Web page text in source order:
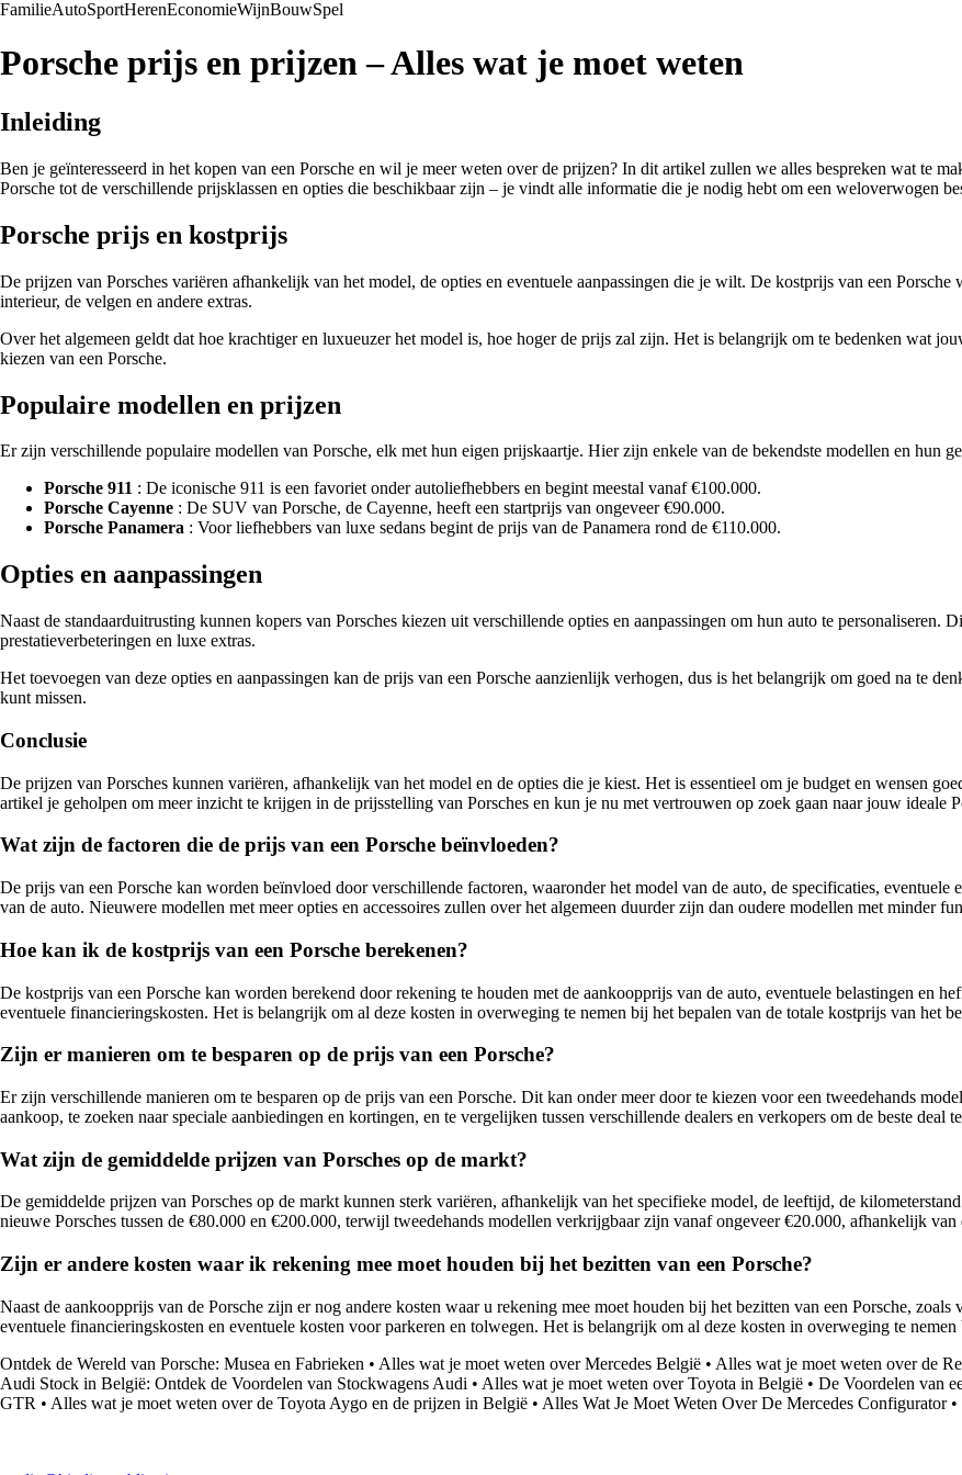
FamilieAutoSportHerenEconomieWijnBouwSpel
Porsche prijs en prijzen – Alles wat je moet weten
Inleiding
Ben je geïnteresseerd in het kopen van een Porsche en wil je meer weten over de prijzen? In dit artikel zullen we alles bespreken wat te
Porsche tot de verschillende prijsklassen en opties die beschikbaar zijn – je vindt alle informatie die je nodig hebt om een weloverwogen
Porsche prijs en kostprijs
De prijzen van Porsches variëren afhankelijk van het model, de opties en eventuele aanpassingen die je wilt. De kostprijs van een
interieur, de velgen en andere extras.
Over het algemeen geldt dat hoe krachtiger en luxueuzer het model is, hoe hoger de prijs zal zijn. Het is belangrijk om te bedenken wat
kiezen van een Porsche.
Populaire modellen en prijzen
Er zijn verschillende populaire modellen van Porsche, elk met hun eigen prijskaartje. Hier zijn enkele van de bekendste modellen en hun
Porsche 911 : De iconische 911 is een favoriet onder autoliefhebbers en begint meestal vanaf €100.000.
Porsche Cayenne : De SUV van Porsche, de Cayenne, heeft een startprijs van ongeveer €90.000.
Porsche Panamera : Voor liefhebbers van luxe sedans begint de prijs van de Panamera rond de €110.000.
Opties en aanpassingen
Naast de standaarduitrusting kunnen kopers van Porsches kiezen uit verschillende opties en aanpassingen om hun auto te
prestatieverbeteringen en luxe extras.
Het toevoegen van deze opties en aanpassingen kan de prijs van een Porsche aanzienlijk verhogen, dus is het belangrijk om goed na te
kunt missen.
Conclusie
De prijzen van Porsches kunnen variëren, afhankelijk van het model en de opties die je kiest. Het is essentieel om je budget en wensen
artikel je geholpen om meer inzicht te krijgen in de prijsstelling van Porsches en kun je nu met vertrouwen op zoek gaan naar jouw ideale
Wat zijn de factoren die de prijs van een Porsche beïnvloeden?
De prijs van een Porsche kan worden beïnvloed door verschillende factoren, waaronder het model van de auto, de specificaties, eventuele
van de auto. Nieuwere modellen met meer opties en accessoires zullen over het algemeen duurder zijn dan oudere modellen met minder
Hoe kan ik de kostprijs van een Porsche berekenen?
De kostprijs van een Porsche kan worden berekend door rekening te houden met de aankoopprijs van de auto, eventuele belastingen en
eventuele financieringskosten. Het is belangrijk om al deze kosten in overweging te nemen bij het bepalen van de totale kostprijs van het
Zijn er manieren om te besparen op de prijs van een Porsche?
Er zijn verschillende manieren om te besparen op de prijs van een Porsche. Dit kan onder meer door te kiezen voor een tweedehands
aankoop, te zoeken naar speciale aanbiedingen en kortingen, en te vergelijken tussen verschillende dealers en verkopers om de beste deal
Wat zijn de gemiddelde prijzen van Porsches op de markt?
De gemiddelde prijzen van Porsches op de markt kunnen sterk variëren, afhankelijk van het specifieke model, de leeftijd, de
nieuwe Porsches tussen de €80.000 en €200.000, terwijl tweedehands modellen verkrijgbaar zijn vanaf ongeveer €20.000, afhankelijk van
Zijn er andere kosten waar ik rekening mee moet houden bij het bezitten van een Porsche?
Naast de aankoopprijs van de Porsche zijn er nog andere kosten waar u rekening mee moet houden bij het bezitten van een Porsche,
eventuele financieringskosten en eventuele kosten voor parkeren en tolwegen. Het is belangrijk om al deze kosten in overweging te
Ontdek de Wereld van Porsche: Musea en Fabrieken • Alles wat je moet weten over Mercedes België • Alles wat je moet weten over de
Audi Stock in België: Ontdek de Voordelen van Stockwagens Audi • Alles wat je moet weten over Toyota in België • De Voordelen van
GTR • Alles wat je moet weten over de Toyota Aygo en de prijzen in België • Alles Wat Je Moet Weten Over De Mercedes Configurator•